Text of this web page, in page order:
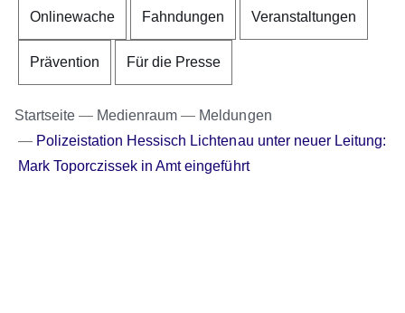
Onlinewache Fahndungen Veranstaltungen
Prävention Für die Presse
Startseite Medienraum
Meldungen
Polizeistation Hessisch Lichtenau unter neuer Leitung:
Mark Toporczissek in Amt eingeführt